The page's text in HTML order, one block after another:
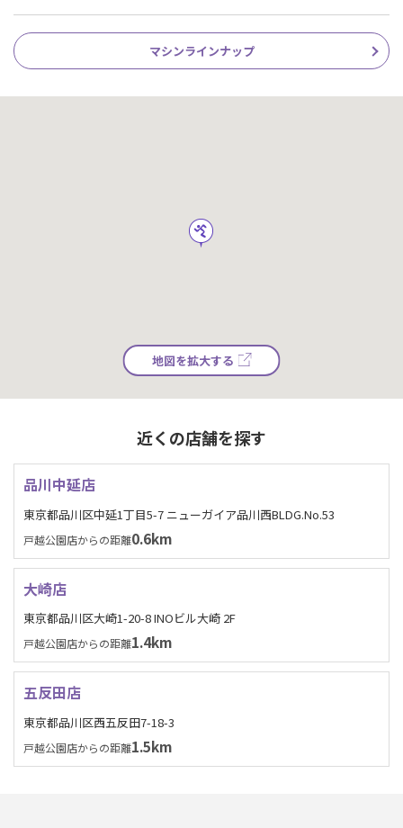
マシンラインナップ
地図を拡大する
近くの店舗を探す
品川中延店
東京都品川区中延1丁目5-7 ニューガイア品川西BLDG.No.53
戸越公園店からの距離0.6km
大崎店
東京都品川区大崎1-20-8 INOビル大崎 2F
戸越公園店からの距離1.4km
五反田店
東京都品川区西五反田7-18-3
戸越公園店からの距離1.5km